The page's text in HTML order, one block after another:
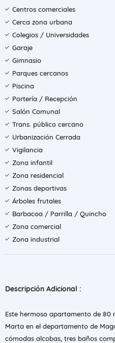
Centros comerciales
Cerca zona urbana
Colegios / Universidades
Garaje
Gimnasio
Parques cercanos
Piscina
Portería / Recepción
Salón Comunal
Trans. público cercano
Urbanización Cerrada
Vigilancia
Zona infantil
Zona residencial
Zonas deportivas
Árboles frutales
Barbacoa / Parrilla / Quincho
Zona comercial
Zona industrial
Descripción Adicional :
Este hermoso apartamento de 80
Marta en el departamento de
cómodas alcobas, tres baños